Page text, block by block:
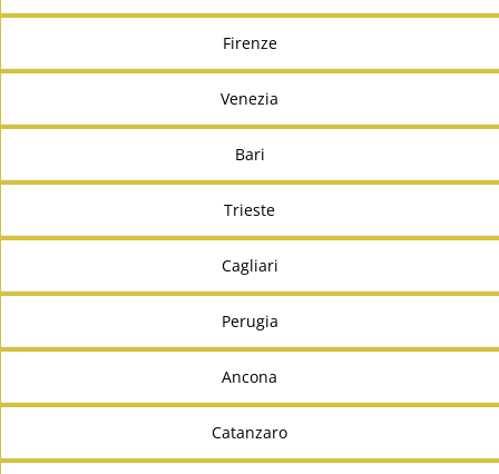
Firenze
Venezia
Bari
Trieste
Cagliari
Perugia
Ancona
Catanzaro